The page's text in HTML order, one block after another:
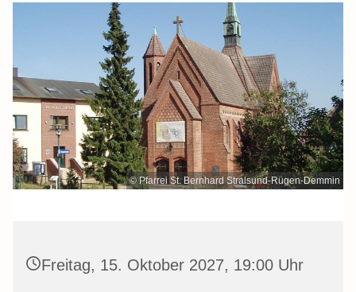
© Pfarrei St. Bernhard Stralsund-Rügen-Demmin
Freitag, 15. Oktober 2027, 19:00 Uhr